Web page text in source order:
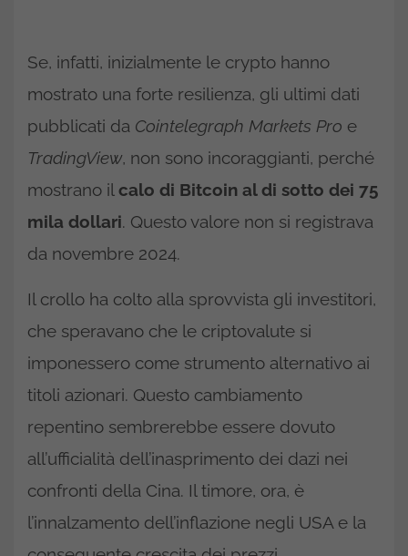
Se, infatti, inizialmente le crypto hanno
mostrato una forte resilienza, gli ultimi dati
pubblicati da Cointelegraph Markets Pro e
TradingView, non sono incoraggianti, perché
mostrano il calo di Bitcoin al di sotto dei 75
mila dollari. Questo valore non si registrava
da novembre 2024.
Il crollo ha colto alla sprovvista gli investitori,
che speravano che le criptovalute si
imponessero come strumento alternativo ai
titoli azionari. Questo cambiamento
repentino sembrerebbe essere dovuto
all’ufficialità dell’inasprimento dei dazi nei
confronti della Cina. Il timore, ora, è
l’innalzamento dell’inflazione negli USA e la